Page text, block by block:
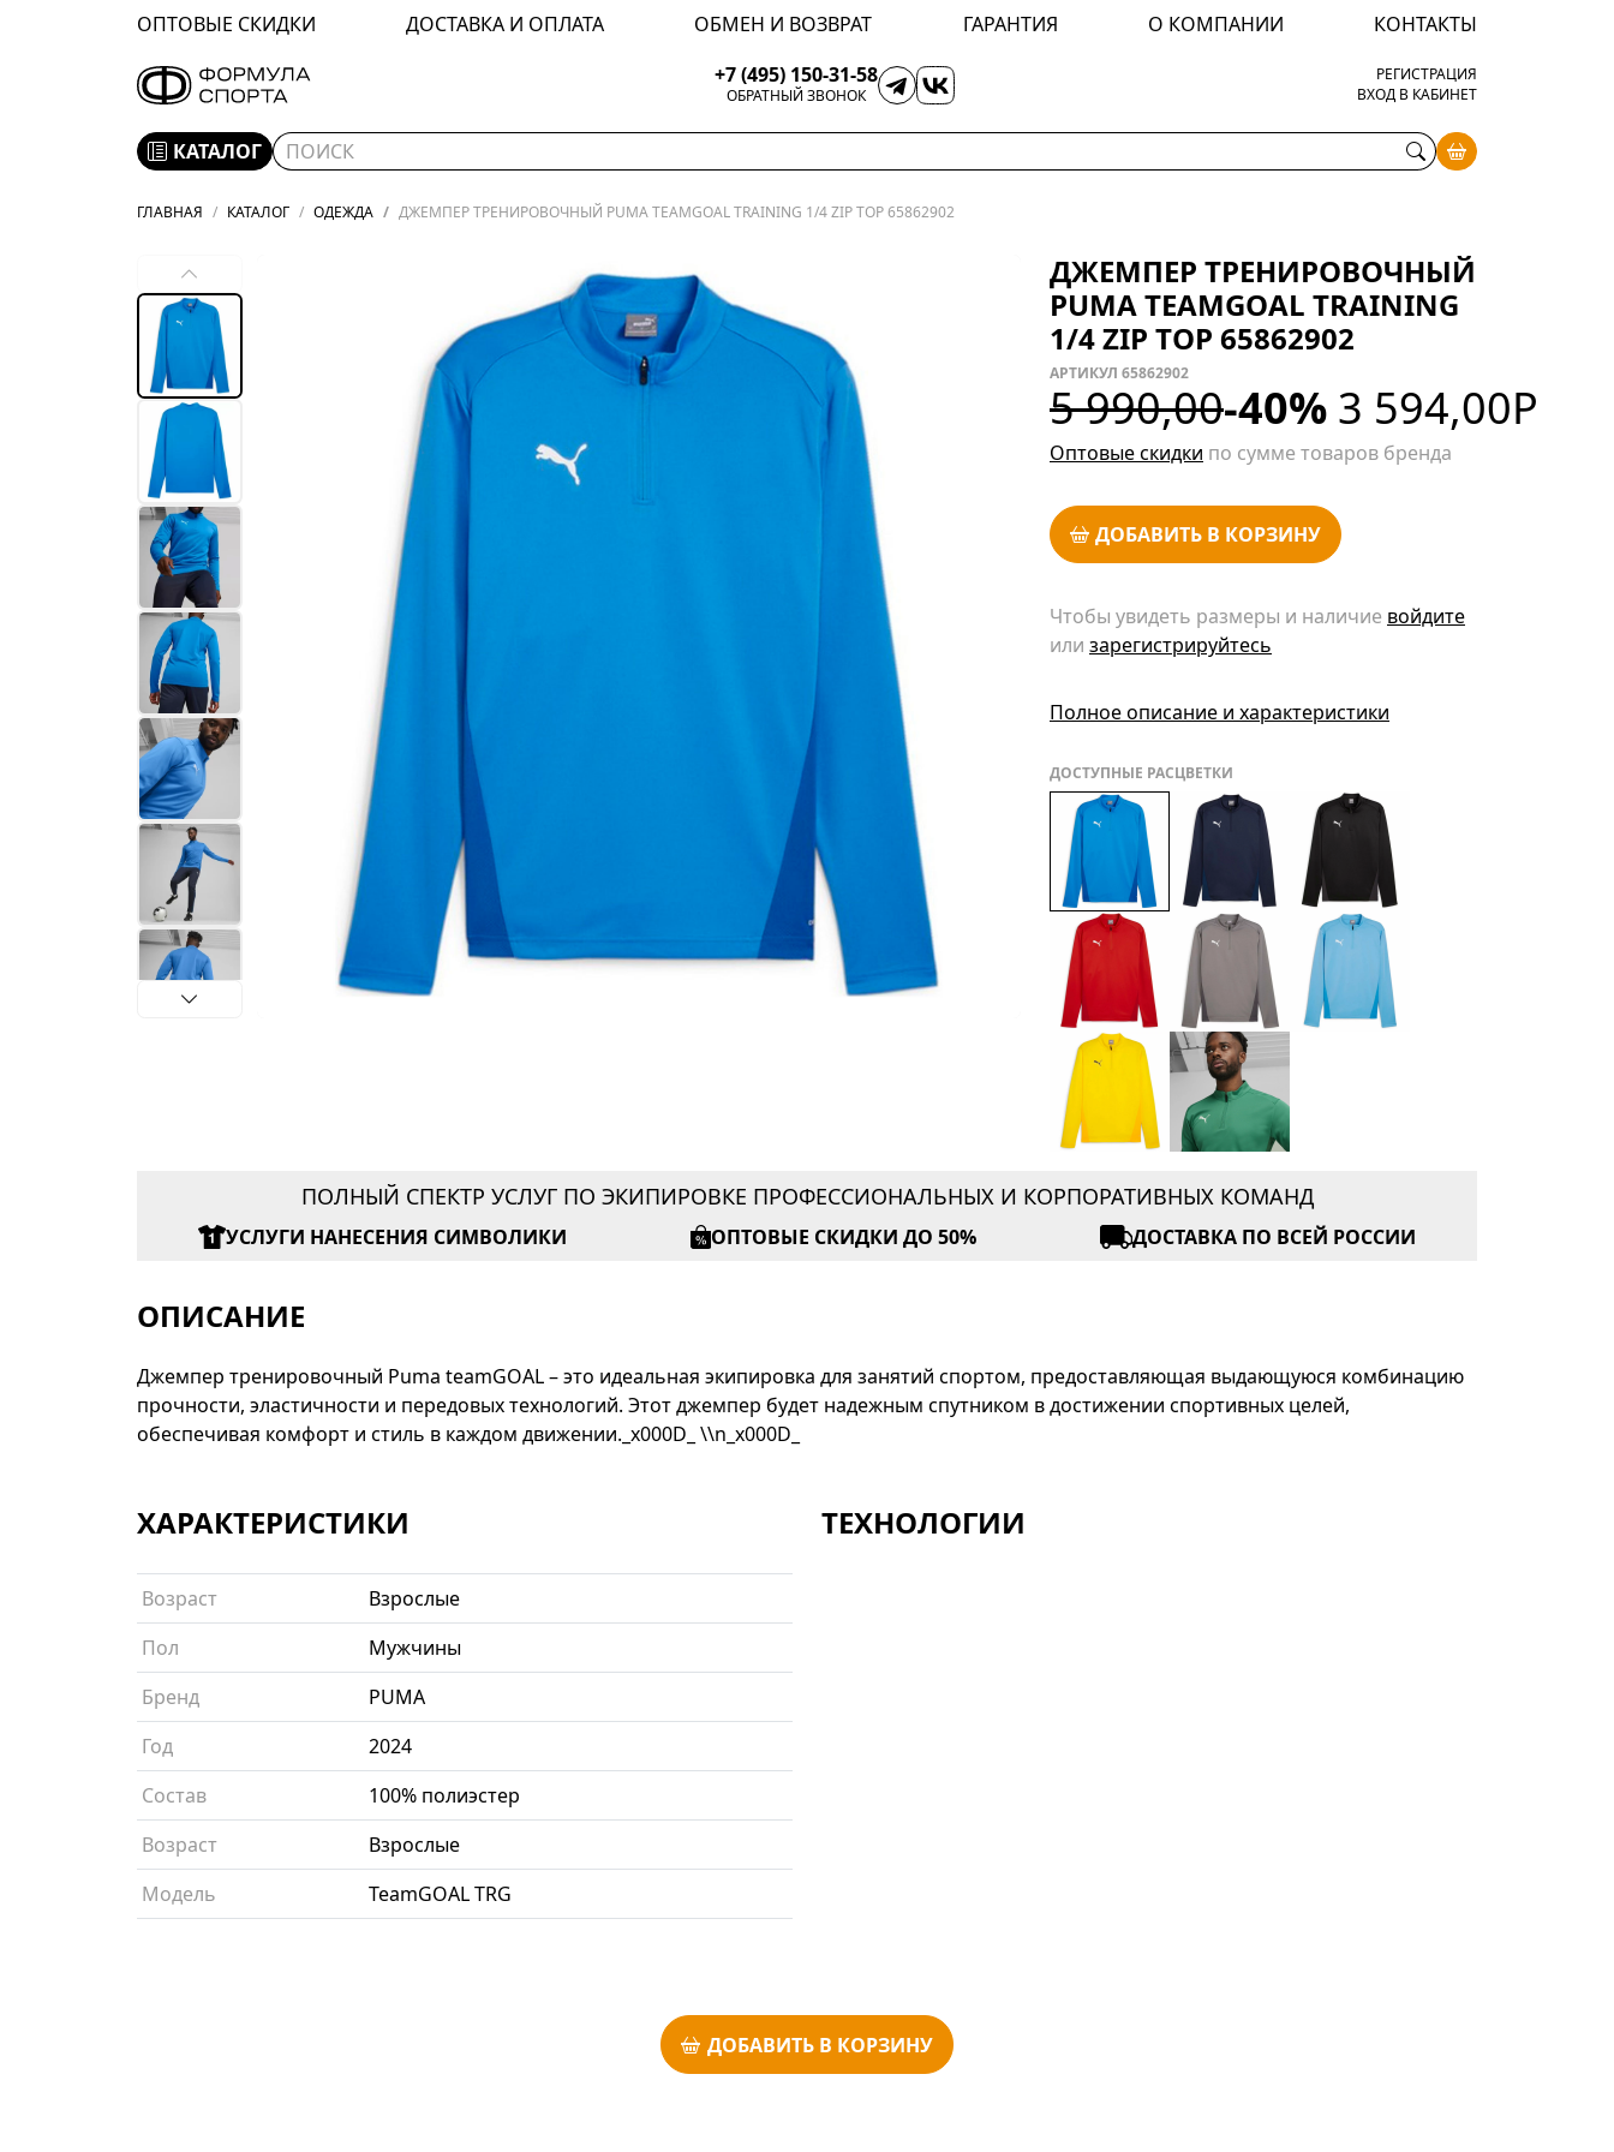
ОПТОВЫЕ СКИДКИ ДОСТАВКА И ОПЛАТА ОБМЕН И ВОЗВРАТ ГАРАНТИЯ О КОМПАНИИ
КОНТАКТЫ
+7 (495) 150-31-58
ОБРАТНЫЙ ЗВОНОК
РЕГИСТРАЦИЯ
ВХОД В КАБИНЕТ
КАТАЛОГ
ГЛАВНАЯ КАТАЛОГ ОДЕЖДА ДЖЕМПЕР ТРЕНИРОВОЧНЫЙ PUMA TEAMGOAL TRAINING 1/4 ZIP TOP 65862902
ДЖЕМПЕР ТРЕНИРОВОЧНЫЙ
PUMA TEAMGOAL TRAINING
1/4 ZIP TOP 65862902
АРТИКУЛ 65862902
5 990,00-40% 3 594,00Р
Оптовые скидки по сумме товаров бренда
ДОБАВИТЬ В КОРЗИНУ
Чтобы увидеть размеры и наличие войдите
или зарегистрируйтесь
Полное описание и характеристики
ДОСТУПНЫЕ РАСЦВЕТКИ
ПОЛНЫЙ СПЕКТР УСЛУГ ПО ЭКИПИРОВКЕ ПРОФЕССИОНАЛЬНЫХ И КОРПОРАТИВНЫХ КОМАНД
УСЛУГИ НАНЕСЕНИЯ СИМВОЛИКИ ОПТОВЫЕ СКИДКИ ДО 50% ДОСТАВКА ПО ВСЕЙ РОССИИ
ОПИСАНИЕ
Джемпер тренировочный Puma teamGOAL – это идеальная экипировка для занятий спортом, предоставляющая выдающуюся комбинацию
прочности, эластичности и передовых технологий. Этот джемпер будет надежным спутником в достижении спортивных целей,
обеспечивая комфорт и стиль в каждом движении._x000D_ \\n_x000D_
ХАРАКТЕРИСТИКИ
Возраст
Взрослые
Пол
Мужчины
Бренд
PUMA
Год
2024
Состав
100% полиэстер
Возраст
Взрослые
Модель
TeamGOAL TRG
ТЕХНОЛОГИИ
ДОБАВИТЬ В КОРЗИНУ